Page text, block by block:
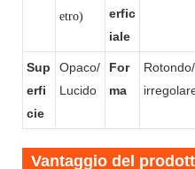
etro)
erfic
iale
Sup
erfi
cie
Opaco/
Lucido
For
ma
Vantaggio del